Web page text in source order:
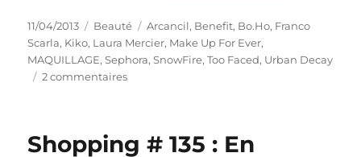
Publié
le
11/04/2013 Catégories
Beauté Étiquettes
Arcancil, Benefit, Bo.Ho, Franco
Scarla, Kiko, Laura Mercier, Make Up For Ever,
MAQUILLAGE,Sephora,SnowFire,Too Faced, Urban Decay
2 commentairessur
3
Shopping # 135 : En